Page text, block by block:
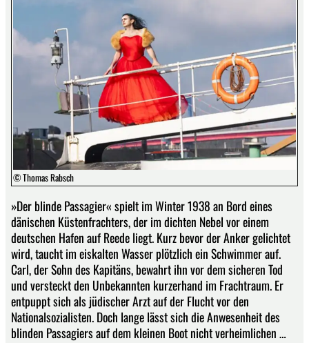
© Thomas Rabsch
»Der blinde Passagier« spielt im Winter 1938 an Bord eines
dänischen Küstenfrachters, der im dichten Nebel vor einem
deutschen Hafen auf Reede liegt. Kurz bevor der Anker gelichtet
wird, taucht im eiskalten Wasser plötzlich ein Schwimmer auf.
Carl, der Sohn des Kapitäns, bewahrt ihn vor dem sicheren Tod
und versteckt den Unbekannten kurzerhand im Frachtraum. Er
entpuppt sich als jüdischer Arzt auf der Flucht vor den
Nationalsozialisten. Doch lange lässt sich die Anwesenheit des
blinden Passagiers auf dem kleinen Boot nicht verheimlichen …